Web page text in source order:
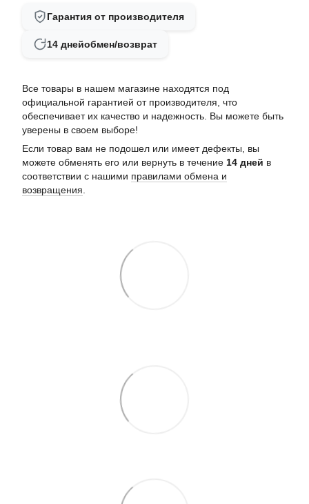
Гарантия от производителя
14 днейобмен/возврат
Все товары в нашем магазине находятся под
официальной гарантией от производителя, что
обеспечивает их качество и надежность. Вы можете быть
уверены в своем выборе!
Если товар вам не подошел или имеет дефекты, вы
можете обменять его или вернуть в течение 14 дней в
соответствии с нашими правилами обмена и
возвращения